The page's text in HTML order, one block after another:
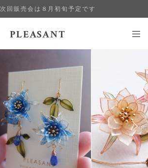
次回販売会は８月初旬予定です
PLEASANT